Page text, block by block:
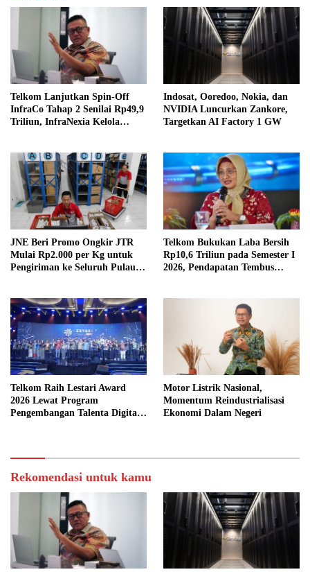
Telkom Lanjutkan Spin-Off
InfraCo Tahap 2 Senilai Rp49,9
Triliun, InfraNexia Kelola
Indosat, Ooredoo, Nokia, dan
NVIDIA Luncurkan Zankore,
Targetkan AI Factory 1 GW
JNE Beri Promo Ongkir JTR
Mulai Rp2.000 per Kg untuk
Pengiriman ke Seluruh Pulau
Telkom Bukukan Laba Bersih
Rp10,6 Triliun pada Semester I
2026, Pendapatan Tembus
Telkom Raih Lestari Award
2026 Lewat Program
Pengembangan Talenta Digital
Motor Listrik Nasional,
Momentum Reindustrialisasi
Ekonomi Dalam Negeri
Rekomendasi untuk kamu